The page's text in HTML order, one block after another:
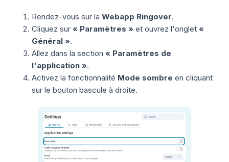
Rendez-vous sur laWebapp Ringover.
Cliquez sur« Paramètres » et ouvrez l'onglet«
Général ».
Allez dans la section« Paramètres de
l'application ».
Activez la fonctionnalité Mode sombre en cliquant
sur le bouton bascule à droite.